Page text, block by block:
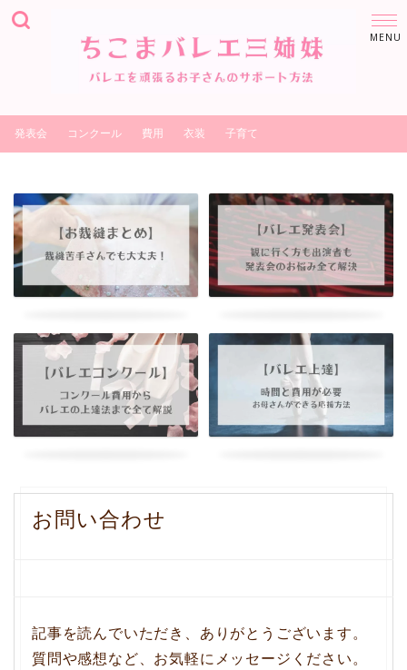
発表会 コンクール 費用 衣装 子育て
お問い合わせ
記事を読んでいただき、ありがとうございます。
質問や感想など、お気軽にメッセージください。